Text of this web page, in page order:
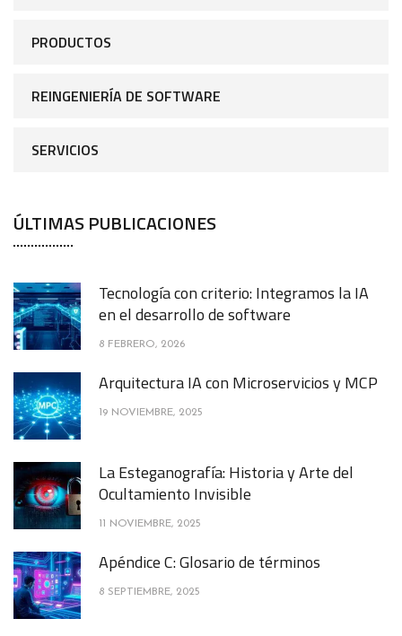
PRODUCTOS
REINGENIERÍA DE SOFTWARE
SERVICIOS
ÚLTIMAS PUBLICACIONES
Tecnología con criterio: Integramos la IA
en el desarrollo de software
8 FEBRERO, 2026
Arquitectura IA con Microservicios y MCP
19 NOVIEMBRE, 2025
La Esteganografía: Historia y Arte del
Ocultamiento Invisible
11 NOVIEMBRE, 2025
Apéndice C: Glosario de términos
8 SEPTIEMBRE, 2025